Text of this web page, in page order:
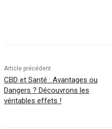
Article précédent
CBD et Santé : Avantages ou
Dangers ? Découvrons les
véritables effets !